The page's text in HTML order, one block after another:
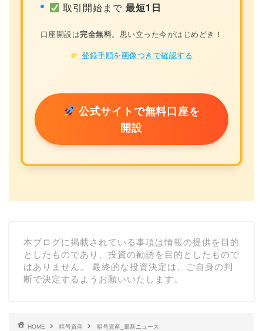
取引開始まで最短1日
口座開設は完全無料。思い立った今がはじめどき！
登録手順を画像つきで確認する
公式サイトで無料口座を
開設
本ブログに掲載されている事項は情報の提供を目的
としたものであり、投資の勧誘を目的としたもので
はありません。 最終的な投資決定は、ご自身の判
断で決定するようお願いいたします。
HOME 暗号資産 暗号資産_最新ニュース